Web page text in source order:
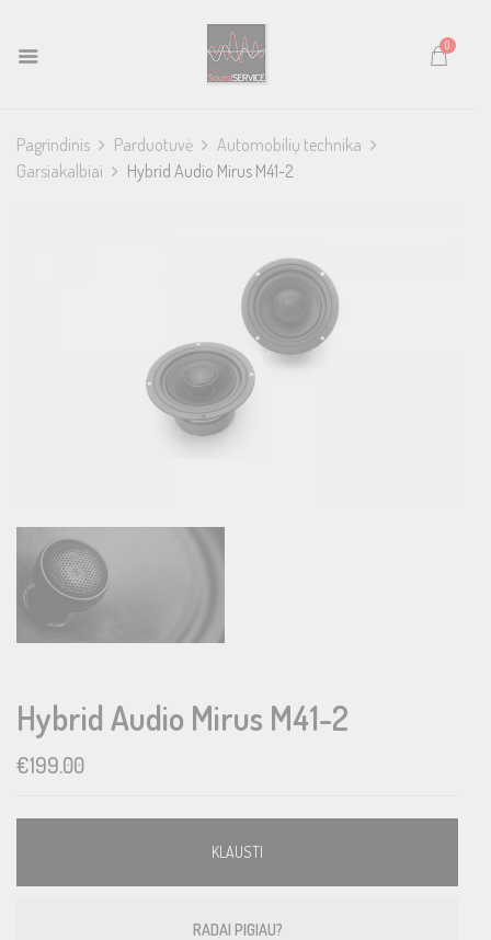
0
Pagrindinis Parduotuvė
Automobilių technika
Garsiakalbiai
Hybrid Audio Mirus M41-2
Hybrid Audio Mirus M41-2
€199.00
KLAUSTI
RADAI PIGIAU?